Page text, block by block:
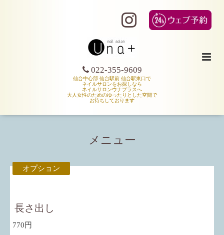
022-355-9609
仙台中心部 仙台駅前 仙台駅東口で
ネイルサロンをお探しなら
ネイルサロンウナプラスへ
大人女性のためのゆったりとした空間で
お待ちしております
メニュー
オプション
長さ出し
770円